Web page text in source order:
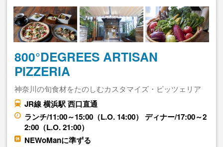
800°DEGREES ARTISAN
PIZZERIA
神奈川の旬食材をたのしむカスタマイズ・ピッツェリア
JR線 横浜駅 西口直通
ランチ/11:00～15:00（L.O. 14:00） ディナー/17:00～2
2:00（L.O. 21:00）
NEWoManに準ずる